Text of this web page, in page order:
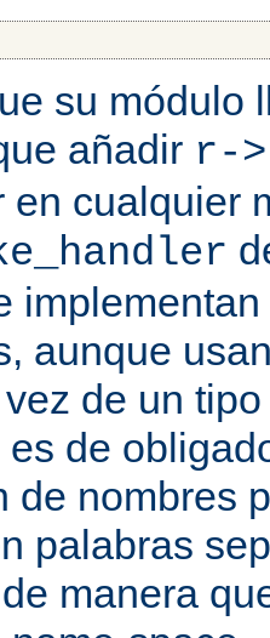
su módulo
añadir r-
en cualquier
aunque
de un
de
de nombres
palabras
manera